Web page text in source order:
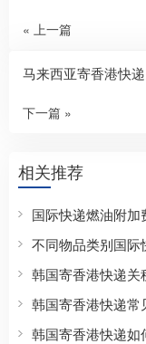
« 上一篇
马来西亚寄香港快
下一篇 »
相关推荐
国际快递燃油附加
不同物品类别国际
韩国寄香港快递关
韩国寄香港快递常
韩国寄香港快递如